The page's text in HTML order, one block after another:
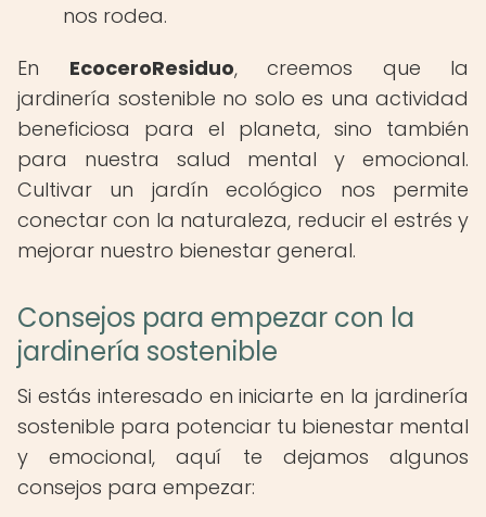
nos rodea.
En EcoceroResiduo, creemos que la
jardinería sostenible no solo es una actividad
beneficiosa para el planeta, sino también
para nuestra salud mental y emocional.
Cultivar un jardín ecológico nos permite
conectar con la naturaleza, reducir el estrés y
mejorar nuestro bienestar general.
Consejos para empezar con la
jardinería sostenible
Si estás interesado en iniciarte en la jardinería
sostenible para potenciar tu bienestar mental
y emocional, aquí te dejamos algunos
consejos para empezar: